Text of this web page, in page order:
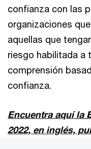
confianza con las
organizaciones
aquellas que
riesgo habilitada a
comprensión
confianza.
Encuentra aquí la
2022, en inglés,